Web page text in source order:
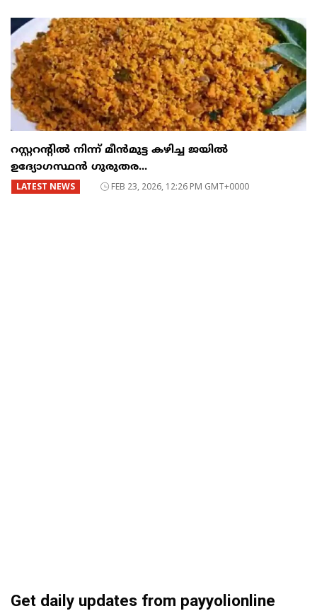
റസ്റ്ററന്റില്‍ നിന്ന് മീന്‍മുട്ട കഴിച്ച ജയില്‍
ഉദ്യോഗസ്ഥന്‍ ഗുരുതര...
LATEST NEWS FEB 23, 2026, 12:26 PM GMT+0000
Get daily updates from payyolionline